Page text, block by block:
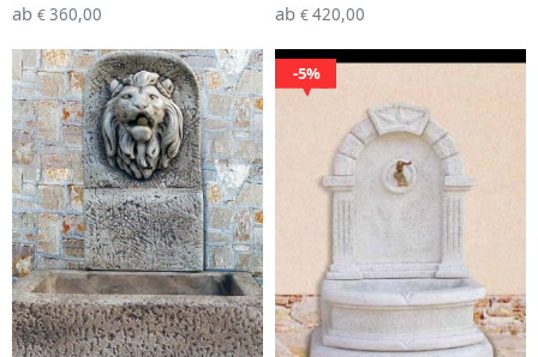
ab €360,00
ab €420,00
5%